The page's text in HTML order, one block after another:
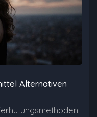
Alternativen